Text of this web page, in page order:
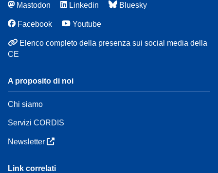
Mastodon Linkedin Bluesky
Facebook Youtube
Elenco completo della presenza sui social media della
CE
A proposito di noi
Chi siamo
Servizi CORDIS
Newsletter
Link correlati